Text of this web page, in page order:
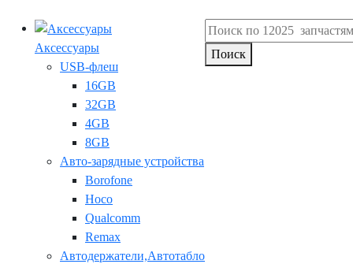
Аксессуары
USB-флеш
16GB
32GB
4GB
8GB
Авто-зарядные устройства
Borofone
Hoco
Qualcomm
Remax
Автодержатели,Автотабло
Поиск